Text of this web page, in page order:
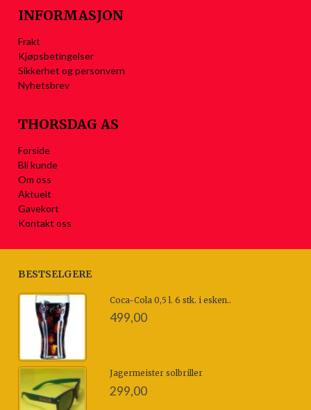
INFORMASJON
Frakt
Kjøpsbetingelser
Sikkerhet og personvern
Nyhetsbrev
THORSDAG AS
Forside
Bli kunde
Om oss
Aktuelt
Gavekort
Kontakt oss
BESTSELGERE
Coca-Cola 0,5 l. 6 stk. i esken..
499,00
Jagermeister solbriller
299,00